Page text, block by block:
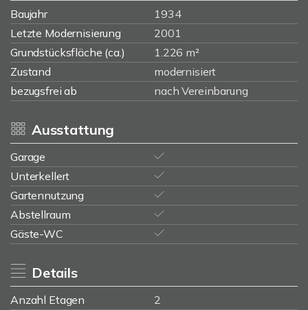
Baujahr
1934
Letzte Modernisierung
2001
Grundstücksfläche (ca.)
1.226 m²
Zustand
modernisiert
bezugsfrei ab
nach Vereinbarung
Ausstattung
Garage
Unterkellert
Gartennutzung
Abstellraum
Gäste-WC
Details
Anzahl Etagen
2